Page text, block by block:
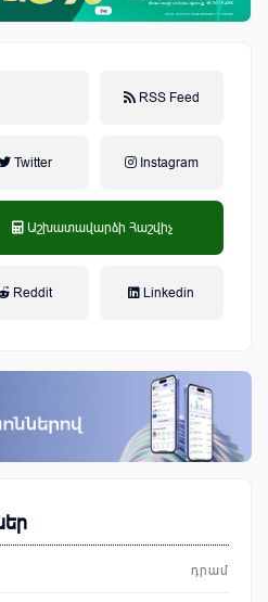
RSS Feed
Twitter Instagram
Աշխատավարձի Հաշվիչ
Reddit Linkedin
դրամ